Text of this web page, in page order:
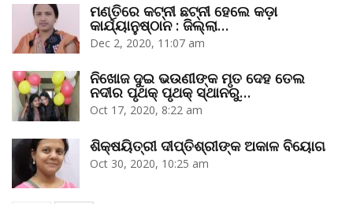
ମଣ୍ତିରେ କଟ୍‌ନୀ ଛଟ୍‌ନୀ ହେଲେ କଡ଼ା
କାର୍ଯ୍ୟାନୁଷ୍ଠାନ : ଜିଲ୍ଲା…
Dec 2, 2020, 11:07 am
ନିଖୋଜ ଦୁଇ ଭଉଣୀଙ୍କ ମୃତ ଦେହ ତେଲ
ନଦୀର ପୃଥକ୍‌ ପୃଥକ୍‌ ସ୍ଥାନରୁ…
Oct 17, 2020, 8:22 am
ଶିକ୍ଷୟିତ୍ରୀ ଦୀପ୍ତିଶ୍ରୀଙ୍କ ଅକାଳ ବିୟୋଗ
Oct 30, 2020, 10:25 am